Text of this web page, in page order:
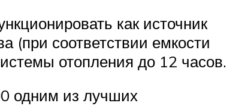
как источник
(при соответствии емкости
отопления до 12 часов.
одним из лучших